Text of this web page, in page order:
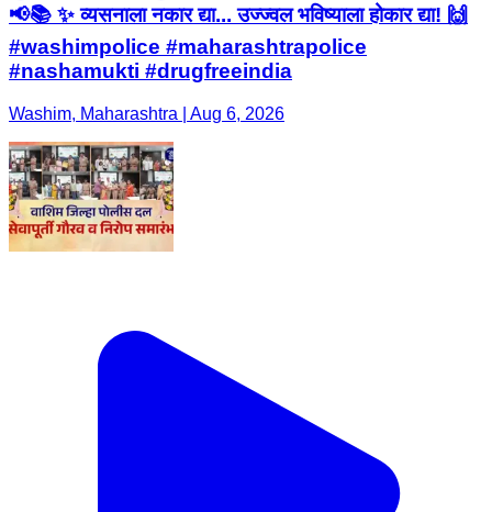
📢📚 ✨ व्यसनाला नकार द्या... उज्ज्वल भविष्याला होकार द्या! 🙌
#washimpolice #maharashtrapolice
#nashamukti #drugfreeindia
Washim, Maharashtra | Aug 6, 2026